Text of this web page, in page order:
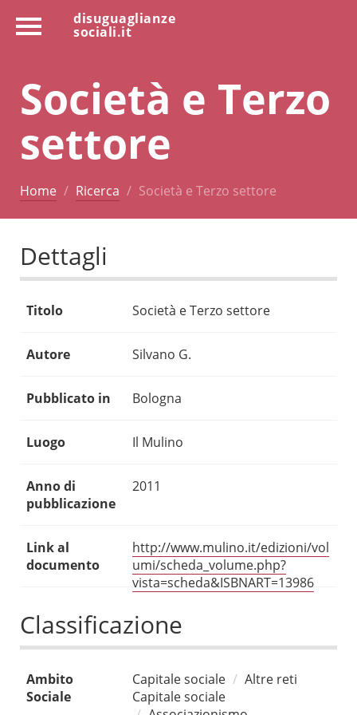
disuguaglianze
sociali.it
Società e Terzo
settore
Home Ricerca Società e Terzo settore
Dettagli
Titolo Società e Terzo settore
Autore Silvano G.
Pubblicato in Bologna
Luogo Il Mulino
Anno di
pubblicazione
2011
Link al
documento
http://www.mulino.it/edizioni/vol
umi/scheda_volume.php?
vista=scheda&ISBNART=13986
Classificazione
Ambito
Sociale
Capitale sociale
Altre reti
Capitale sociale